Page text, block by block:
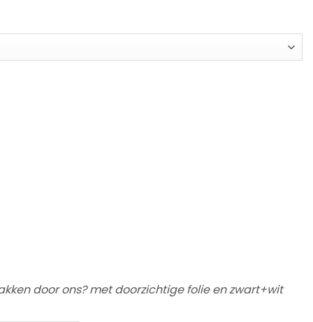
door ons? met doorzichtige folie en zwart+wit